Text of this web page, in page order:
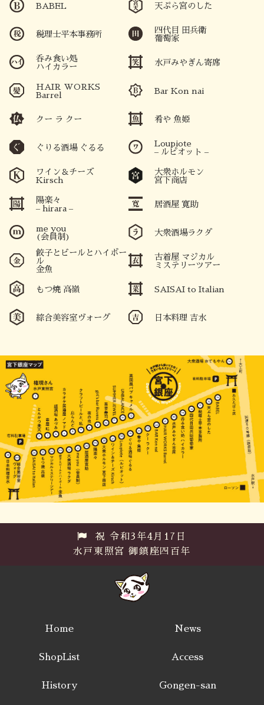
BABEL 天ぷら宮のした
税理士平本事務所
四代目 田兵衛
葡萄家
呑み食い処
ハイカラー
水戸みやぎん寄席
HAIR WORKS
Barrel
Bar Kon nai
クー ラ クー 肴や 魚姫
ぐりる酒場 ぐるる
Loupiote
– ルピオット –
ワイン＆チーズ
Kirsch
大衆ホルモン
宮下商店
陽楽々
– hirara –
居酒屋 寛助
me you
(会員制)
大衆酒場ラクダ
餃子とビールとハイボー
ル
金魚
古着屋 マジカル
ミステリーツアー
もつ焼 高嶺 SAISAI to Italian
綜合美容室ヴォーグ 日本料理 吉水
祝 令和3年4月17日
水戸東照宮 御鎮座四百年
Home News
ShopList Access
History Gongen-san